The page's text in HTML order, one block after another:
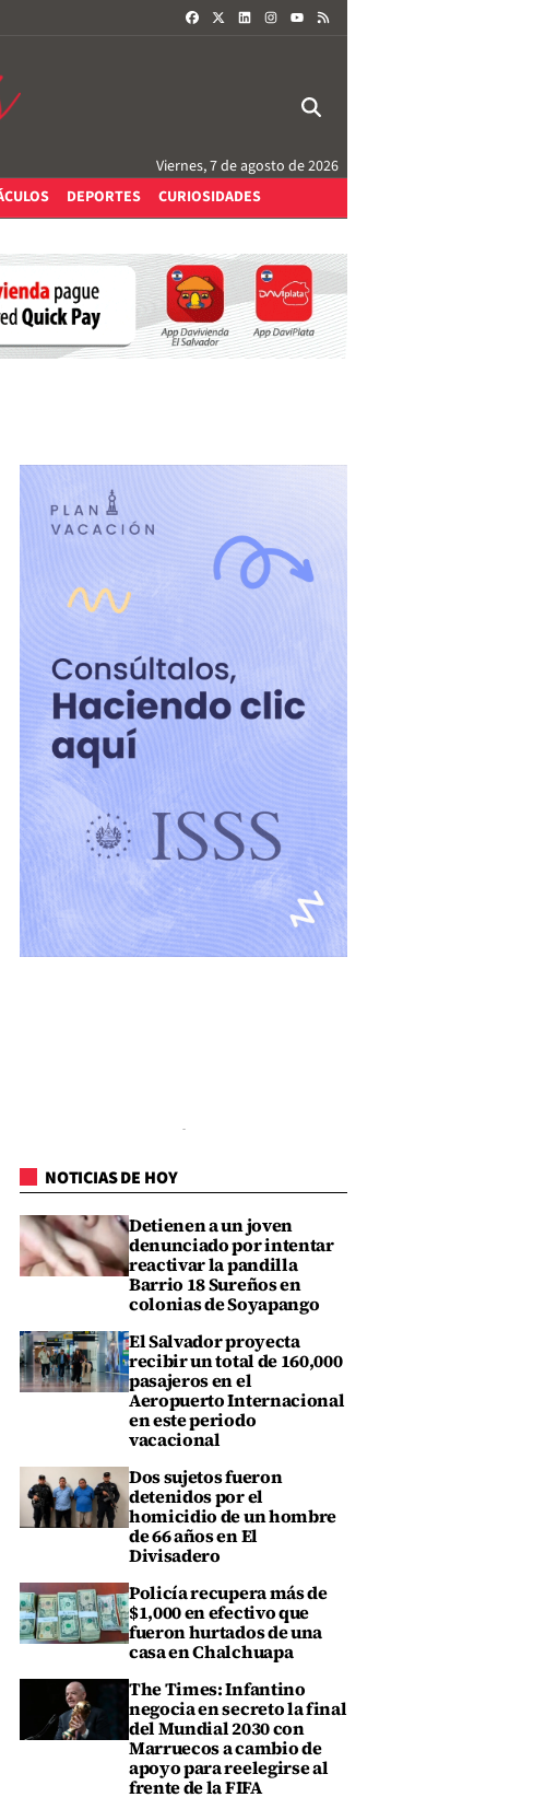
FACEBOOKLINKEDININSTAGRAM
Viernes, 7 de agosto de 2026
DEPORTES CURIOSIDADES
NOTICIAS DE HOY
Detienen a un joven
denunciado por intentar
reactivar la pandilla
Barrio 18 Sureños en
colonias de Soyapango
El Salvador proyecta
recibir un total de 160,000
pasajeros en el
Aeropuerto Internacional
en este periodo
vacacional
Dos sujetos fueron
detenidos por el
homicidio de un hombre
de 66 años en El
Divisadero
Policía recupera más de
$1,000 en efectivo que
fueron hurtados de una
casa en Chalchuapa
The Times: Infantino
negocia en secreto la final
del Mundial 2030 con
Marruecos a cambio de
apoyo para reelegirse al
frente de la FIFA